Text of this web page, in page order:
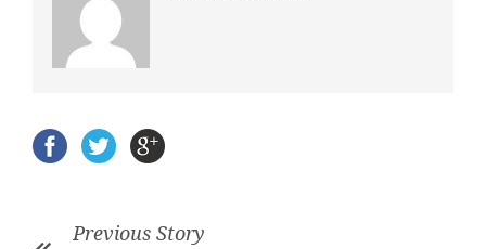
Previous Story